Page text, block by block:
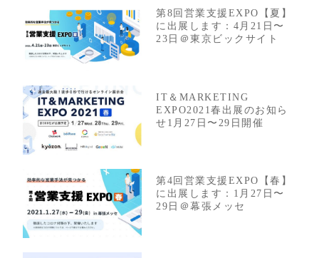
第8回営業支援EXPO【夏】
に出展します：4月21日〜
23日＠東京ビックサイト
IT＆MARKETING
EXPO2021春出展のお知ら
せ1月27日〜29日開催
第4回営業支援EXPO【春】
に出展します：1月27日〜
29日＠幕張メッセ